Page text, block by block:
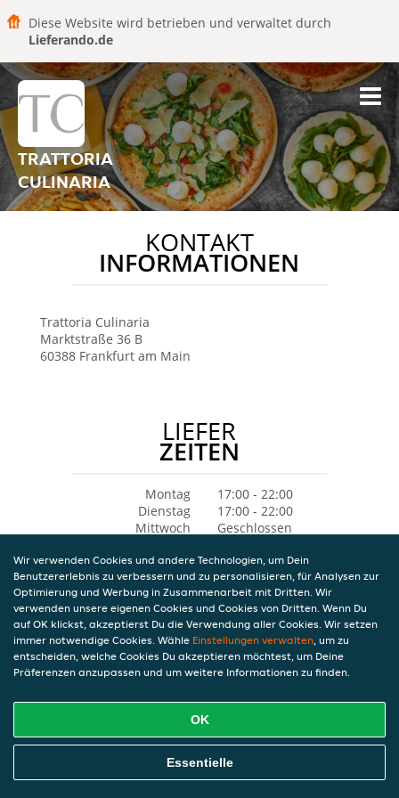
Diese Website wird betrieben und verwaltet durch
Lieferando.de
TRATTORIA
CULINARIA
KONTAKT
INFORMATIONEN
Trattoria Culinaria
Marktstraße 36 B
60388 Frankfurt am Main
LIEFER
ZEITEN
Montag
17:00 - 22:00
Dienstag
17:00 - 22:00
Mittwoch
Geschlossen
Freitag
Geschlossen
Samstag
17:00 - 22:00
Sonntag
17:00 - 22:00
Wir verwenden Cookies und andere Technologien, um Dein
Benutzererlebnis zu verbessern und zu personalisieren, für Analysen zur
Optimierung und Werbung in Zusammenarbeit mit Dritten. Wir
verwenden unsere eigenen Cookies und Cookies von Dritten. Wenn Du
auf OK klickst, akzeptierst Du die Verwendung aller Cookies. Wir setzen
immer notwendige Cookies. Wähle Einstellungen verwalten, um zu
entscheiden, welche Cookies Du akzeptieren möchtest, um Deine
Präferenzen anzupassen und um weitere Informationen zu finden.
OK
Essentielle